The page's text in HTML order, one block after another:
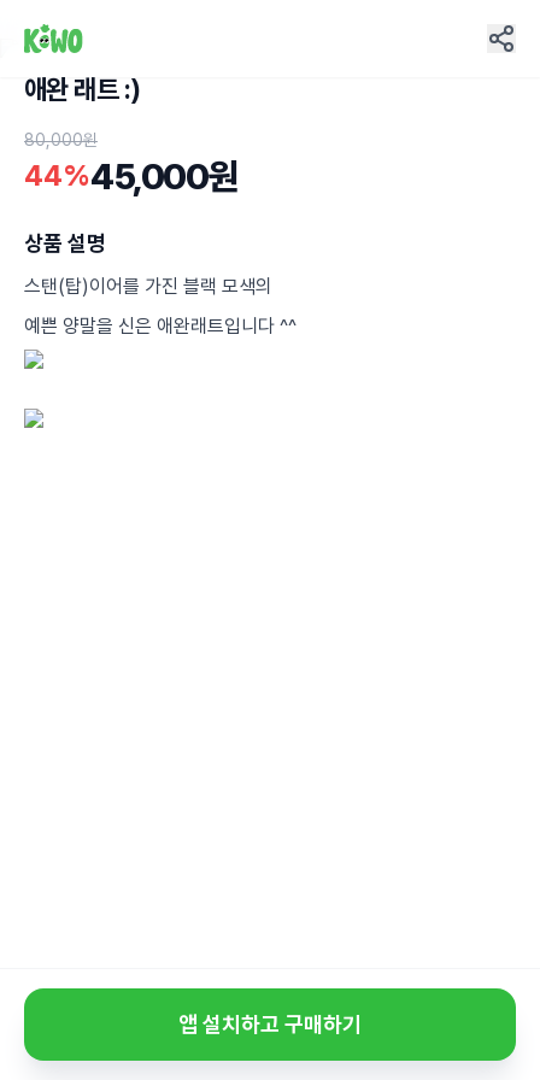
애완 래트 :)
80,000원
44%45,000원
상품 설명
스탠(탑)이어를 가진 블랙 모색의
예쁜 양말을 신은 애완래트입니다 ^^
앱 설치하고 구매하기